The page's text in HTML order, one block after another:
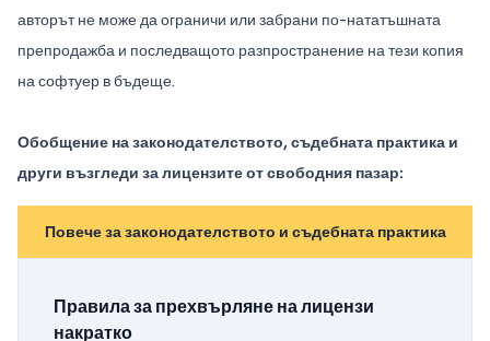
авторът не може да ограничи или забрани по-нататъшната
препродажба и последващото разпространение на тези копия
на софтуер в бъдеще.
Обобщение на законодателството, съдебната практика и
други възгледи за лицензите от свободния пазар:
Повече за законодателството и съдебната практика
Правила за прехвърляне на лицензи
накратко